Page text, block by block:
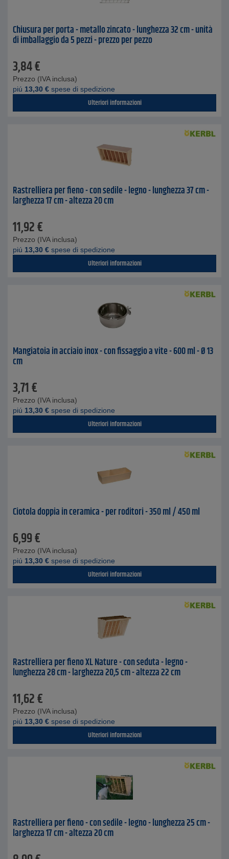
Chiusura per porta - metallo zincato - lunghezza 32 cm - unità
di imballaggio da 5 pezzi - prezzo per pezzo
3,84€
Prezzo (IVA inclusa)
piú 13,30 € spese di spedizione
Ulteriori informazioni
Rastrelliera per fieno - con sedile - legno - lunghezza 37 cm -
larghezza 17 cm - altezza 20 cm
11,92€
Prezzo (IVA inclusa)
piú 13,30 € spese di spedizione
Ulteriori informazioni
Mangiatoia in acciaio inox - con fissaggio a vite - 600 ml - Ø 13
cm
3,71€
Prezzo (IVA inclusa)
piú 13,30 € spese di spedizione
Ulteriori informazioni
Ciotola doppia in ceramica - per roditori - 350 ml / 450 ml
6,99€
Prezzo (IVA inclusa)
piú 13,30 € spese di spedizione
Ulteriori informazioni
Rastrelliera per fieno XL Nature - con seduta - legno -
lunghezza 28 cm - larghezza 20,5 cm - altezza 22 cm
11,62€
Prezzo (IVA inclusa)
piú 13,30 € spese di spedizione
Ulteriori informazioni
Rastrelliera per fieno - con sedile - legno - lunghezza 25 cm -
larghezza 17 cm - altezza 20 cm